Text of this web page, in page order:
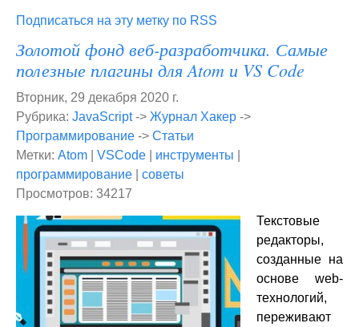
Подписаться на эту метку по RSS
Золотой фонд веб-разработчика. Самые
полезные плагины для Atom и VS Code
Вторник, 29 декабря 2020 г.
Рубрика: JavaScript-> Журнал Хакер ->
Программирование -> Статьи
Метки: Atom VSCode инструменты
программирование
советы
Просмотров: 34217
Текстовые
редакторы,
созданные на
основе web-
технологий,
переживают